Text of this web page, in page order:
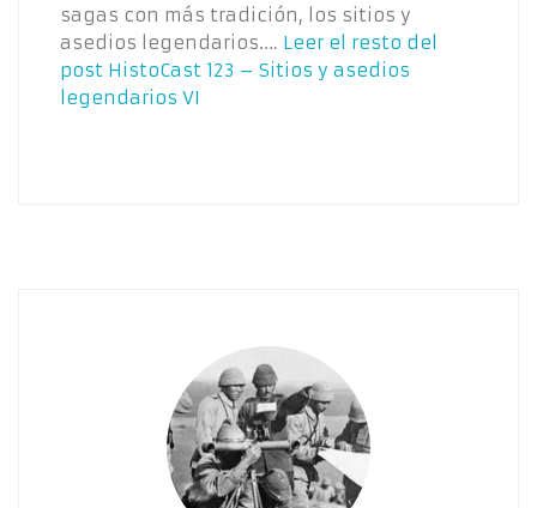
sagas con más tradición, los sitios y
asedios legendarios.… Leer el resto del
post HistoCast 123 – Sitios y asedios
legendarios VI